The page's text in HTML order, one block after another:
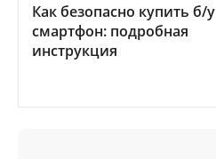
Как безопасно купить б/у
смартфон: подробная
инструкция